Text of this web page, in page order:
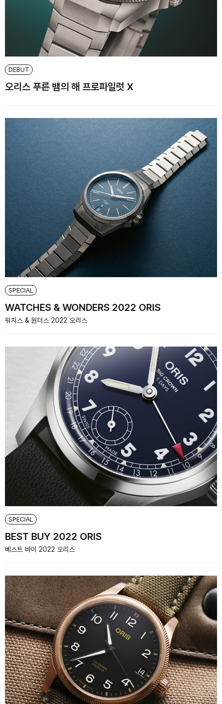
DEBUT
오리스 푸른 뱀의 해 프로파일럿 X
SPECIAL
WATCHES & WONDERS 2022 ORIS
워치스 & 원더스 2022 오리스
SPECIAL
BEST BUY 2022 ORIS
베스트 바이 2022 오리스